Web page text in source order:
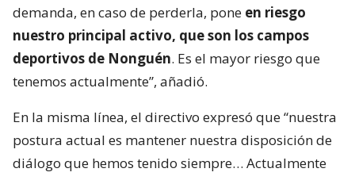
demanda, en caso de perderla, pone en riesgo
nuestro principal activo, que son los campos
deportivos de Nonguén. Es el mayor riesgo que
tenemos actualmente”, añadió.
En la misma línea, el directivo expresó que “nuestra
postura actual es mantener nuestra disposición de
diálogo que hemos tenido siempre… Actualmente